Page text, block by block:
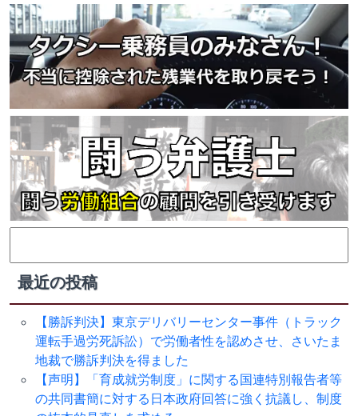
索:
最近の投稿
【勝訴判決】東京デリバリーセンター事件（トラック
運転手過労死訴訟）で労働者性を認めさせ、さいたま
地裁で勝訴判決を得ました
【声明】「育成就労制度」に関する国連特別報告者等
の共同書簡に対する日本政府回答に強く抗議し、制度